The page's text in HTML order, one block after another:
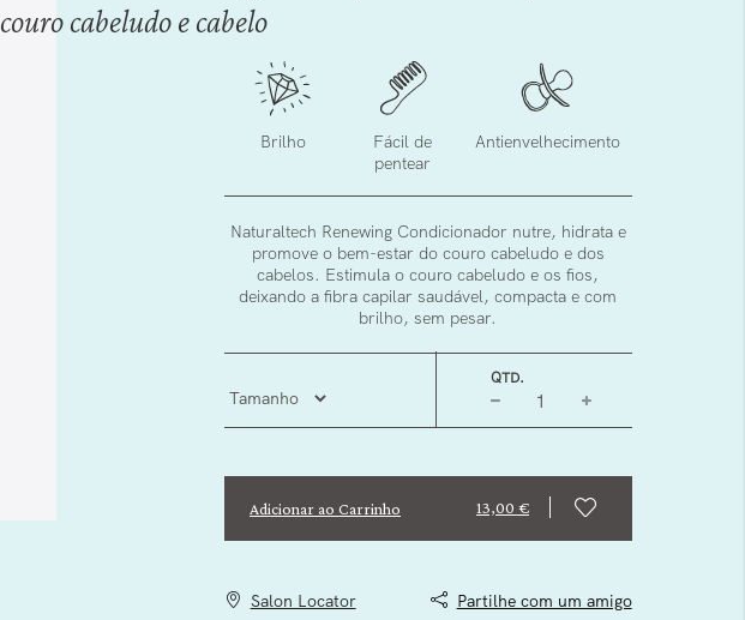
couro cabeludo e cabelo
Brilho
Fácil de
pentear
Antienvelhecimento
Naturaltech Renewing Condicionador nutre, hidrata e
promove o bem-estar do couro cabeludo e dos
cabelos. Estimula o couro cabeludo e os fios,
deixando a fibra capilar saudável, compacta e com
brilho, sem pesar.
QTD.
Adicionar ao Carrinho 13,00 €
Salon Locator Partilhe com um amigo